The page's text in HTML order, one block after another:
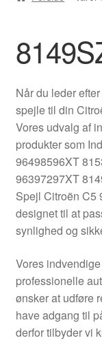
Betalinger
Kasse
Klageprocedure
Kontakte
Kurv
Levering
Min Konto
Om os
Privatlivspolitik
Når du leder
spejle til din
Vores udvalg af
produkter som
96498596XT
96397297XT
Spejl Citroën C5
designet til at
synlighed og
Vores
professionelle
ønsker at udføre
have adgang til
derfor tilbyder vi